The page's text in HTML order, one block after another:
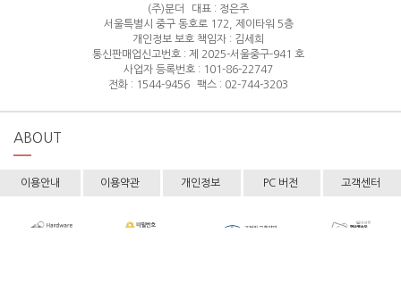
(주)분더
대표 : 정은주
서울특별시 중구 동호로 172, 제이타워 5층
개인정보 보호 책임자 : 김세희
통신판매업신고번호 : 제 2025-서울중구-941 호
사업자 등록번호 : 101-86-22747
전화 : 1544-9456
팩스 : 02-744-3203
ABOUT
이용안내 이용약관 개인정보 PC 버전 고객센터